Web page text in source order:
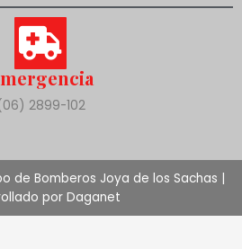
2899-102
de Bomberos Joya de los Sachas |
por Daganet